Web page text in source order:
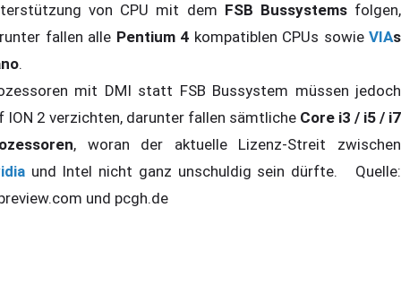
von CPU mit dem FSB Bussystemsfolgen,
fallen alle Pentium 4 kompatiblen CPUs sowie VIAs
.
mit DMI statt FSB Bussystem müssen jedoch
ION 2 verzichten, darunter fallen sämtliche Core i3 / i5 / i7
, woran der aktuelle Lizenz-Streit zwischen
und Intel nicht ganz unschuldig sein dürfte. Quelle:
und pcgh.de